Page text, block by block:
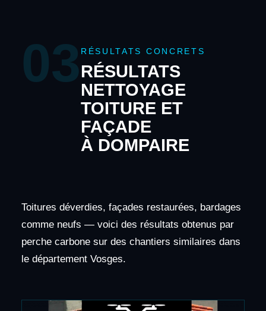
03 RÉSULTATS CONCRETS
RÉSULTATS
NETTOYAGE
TOITURE ET
FAÇADE
À DOMPAIRE
Toitures déverdies, façades restaurées, bardages
comme neufs — voici des résultats obtenus par
perche carbone sur des chantiers similaires dans
le département Vosges.